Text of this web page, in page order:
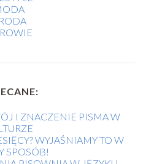
I ZNACZENIE PISMA W
WYJAŚNIAMY TO W
SPOSÓB!